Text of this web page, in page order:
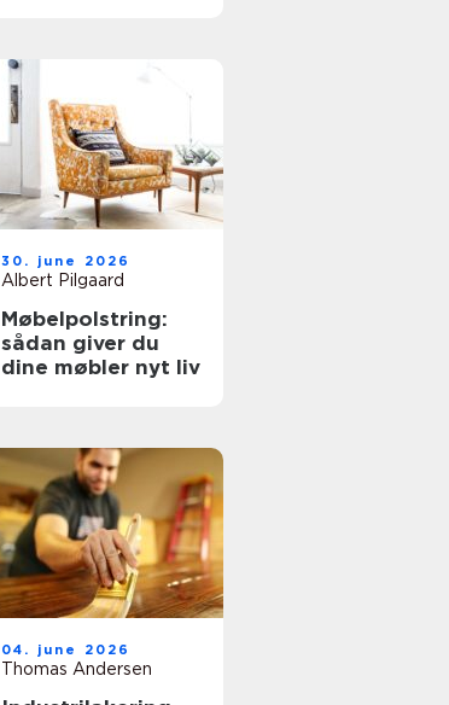
30. june 2026
Albert Pilgaard
Møbelpolstring:
sådan giver du
dine møbler nyt liv
04. june 2026
Thomas Andersen